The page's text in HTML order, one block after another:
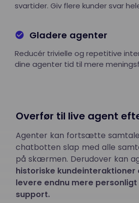
svartider. Giv flere kunder svar
Gladere agenter
Reducér trivielle og repetitive
dine agenter tid til mere
Overfør til live agent
Agenter kan fortsætte
chatbotten slap med alle
på skærmen. Derudover kan
historiske kundeinteraktioner
levere endnu mere
support.